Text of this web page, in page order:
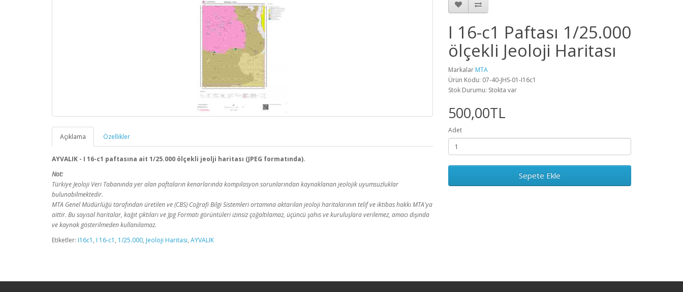
Açıklama Özellikler
AYVALIK - I 16-c1 paftasına ait 1/25.000 ölçekli jeolji haritası (JPEG formatında).
Not:
Türkiye Jeoloji Veri Tabanında yer alan paftaların kenarlarında kompilasyon sorunlarından kaynaklanan jeolojik uyumsuzluklar
bulunabilmektedir.
MTA Genel Müdürlüğü tarafından üretilen ve (CBS) Coğrafi Bilgi Sistemleri ortamına aktarılan jeoloji haritalarının telif ve iktibas hakkı MTA'ya
aittir. Bu sayısal haritalar, kağıt çıktıları ve Jpg Formatı görüntüleri izinsiz çoğaltılamaz, üçüncü şahıs ve kuruluşlara verilemez, amacı dışında
ve kaynak gösterilmeden kullanılamaz.
I 16-c1 Paftası 1/25.000
ölçekli Jeoloji Haritası
Markalar MTA
Ürün Kodu: 07-40-JHS-01-I16c1
Stok Durumu: Stokta var
500,00TL
Adet
Sepete Ekle
Etiketler: I16c1 , I 16-c1 , 1/25.000, Jeoloji Haritası, AYVALIK